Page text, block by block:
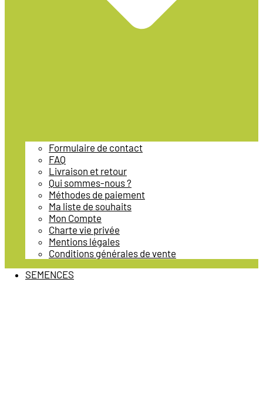
Formulaire de contact
FAQ
Livraison et retour
Qui sommes-nous ?
Méthodes de paiement
Ma liste de souhaits
Mon Compte
Charte vie privée
Mentions légales
Conditions générales de vente
SEMENCES